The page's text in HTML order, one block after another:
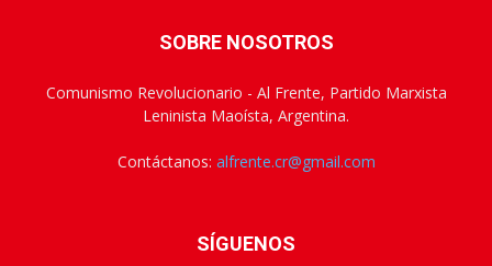
SOBRE NOSOTROS
Comunismo Revolucionario - Al Frente, Partido Marxista
Leninista Maoísta, Argentina.
Contáctanos: alfrente.cr@gmail.com
SÍGUENOS